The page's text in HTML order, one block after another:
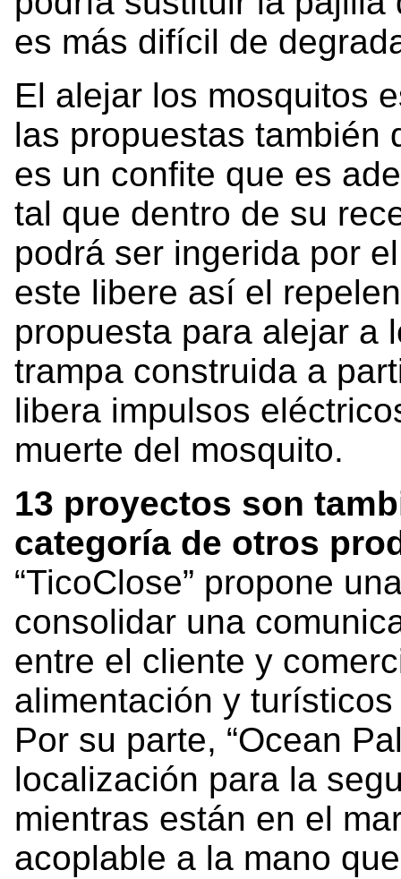
es más difícil de
El alejar los mosquitos
las propuestas también
es un confite que es
tal que dentro de su
podrá ser ingerida por
este libere así el
propuesta para alejar a
trampa construida a
libera impulsos
muerte del mosquito.
13 proyectos son
categoría de otros
“TicoClose” propone
consolidar una
entre el cliente y
alimentación y
Por su parte, “Ocean
localización para la
mientras están en el
acoplable a la mano